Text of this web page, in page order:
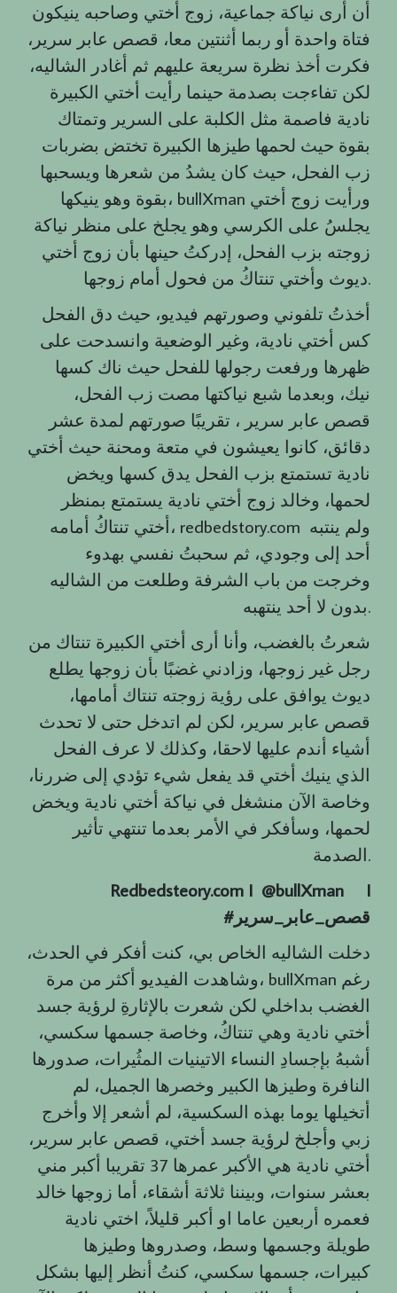
أن أرى نياكة جماعية، زوج أختي وصاحبه ينيكون
فتاة واحدة أو ربما أثنتين معا، قصص عابر سرير،
فكرت أخذ نظرة سريعة عليهم ثم أغادر الشاليه،
لكن تفاءجت بصدمة حينما رأيت أختي الكبيرة
نادية فاصمة مثل الكلبة على السرير وتمتاك
بقوة حيث لحمها طيزها الكبيرة تختض بضربات
زب الفحل، حيث كان يشدُ من شعرها ويسحبها
بقوة وهو ينيكها، bullXman ورأيت زوج أختي
يجلسُ على الكرسي وهو يجلخ على منظر نياكة
زوجته بزب الفحل، إدركتُ حينها بأن زوج أختي
ديوث وأختي تنتاكُ من فحول أمام زوجها.
أخذتُ تلفوني وصورتهم فيديو، حيث دق الفحل
كس أختي نادية، وغير الوضعية وانسدحت على
ظهرها ورفعت رجولها للفحل حيث ناك كسها
نيك، وبعدما شبع نياكتها مصت زب الفحل،
قصص عابر سرير ، تقريبًا صورتهم لمدة عشر
دقائق، كانوا يعيشون في متعة ومحنة حيث أختي
نادية تستمتع بزب الفحل يدق كسها ويخض
لحمها، وخالد زوج أختي نادية يستمتع بمنظر
أختي تنتاكُ أمامه، redbedstory.com ولم ينتبه
أحد إلى وجودي، ثم سحبتُ نفسي بهدوء
وخرجت من باب الشرفة وطلعت من الشاليه
بدون لا أحد ينتهبه.
شعرتُ بالغضب، وأنا أرى أختي الكبيرة تنتاك من
رجل غير زوجها، وزادني غضبًا بأن زوجها يطلع
ديوث يوافق على رؤية زوجته تنتاك أمامها،
قصص عابر سرير، لكن لم اتدخل حتى لا تحدث
أشياء أندم عليها لاحقا، وكذلك لا عرف الفحل
الذي ينيك أختي قد يفعل شيء تؤدي إلى ضررنا،
وخاصة الآن منشغل في نياكة أختي نادية ويخض
لحمها، وسأفكر في الأمر بعدما تنتهي تأثير
الصدمة.
Redbedsteory.com I @bullXman
I
#
قصص عابر
سرير
دخلت الشاليه الخاص بي، كنت أفكر في الحدث،
وشاهدت الفيديو أكثر من مرة، bullXman رغم
الغضب بداخلي لكن شعرت بالإثارةِ لرؤية جسد
أختي نادية وهي تنتاكُ، وخاصة جسمها سكسي،
أشبهُ بإجسادِ النساء الاتينيات المثُيرات، صدورها
النافرة وطيزها الكبير وخصرها الجميل، لم
أتخيلها يوما بهذه السكسية، لم أشعر إلا وأخرج
زبي وأجلخ لرؤية جسد أختي، قصص عابر سرير،
أختي نادية هي الأكبر عمرها 37 تقريبا أكبر مني
بعشر سنوات، وبيننا ثلاثة أشقاء، أما زوجها خالد
فعمره أربعين عاما او أكبر قليلاً، اختي نادية
طويلة وجسمها وسط، وصدروها وطيزها
كبيرات، جسمها سكسي، كنتُ أنظر إليها بشكل